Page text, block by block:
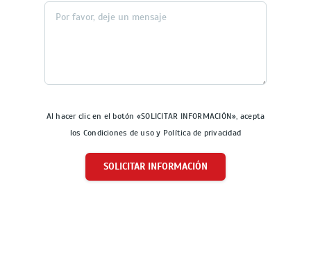
Al hacer clic en el botón «SOLICITAR INFORMACIÓN», acepta
los Condiciones de uso y Política de privacidad
SOLICITAR INFORMACIÓN